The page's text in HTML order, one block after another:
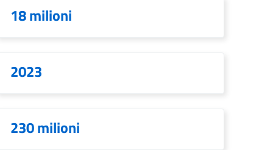
18 milioni
2023
230 milioni